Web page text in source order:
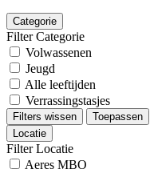
Categorie
Filter Categorie
Volwassenen
Jeugd
Alle leeftijden
Verrassingstasjes
Filters wissen
Toepassen
Locatie
Filter Locatie
Aeres MBO